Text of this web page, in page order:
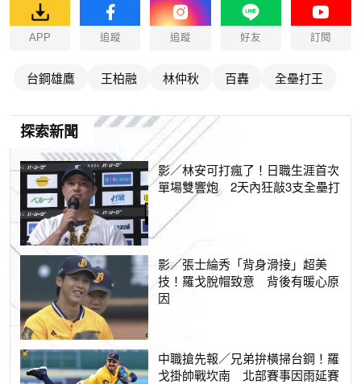
APP 追蹤 追蹤 好友 訂閱
台鋼雄鷹 王柏融 林仲秋 百轟 全壘打王
探索新聞
影／林安可打瘋了！日職生涯首次
單場雙響炮 2天內狂敲3支全壘打
影／張士綸秀「背身滑接」超美
技！羅戈脫帽致意 背後有暖心原
因
中職搶先報／兄弟拚橫掃台鋼！羅
戈掛帥戰坎南 北部賽事因雨延賽